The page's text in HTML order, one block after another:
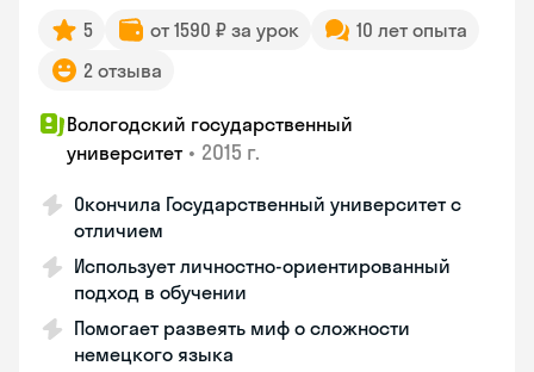
5 от 1590 ₽ за урок
10 лет опыта
2 отзыва
Вологодский государственный
университет • 2015 г.
Окончила Государственный университет с
отличием
Использует личностно-ориентированный
подход в обучении
Помогает развеять миф о сложности
немецкого языка